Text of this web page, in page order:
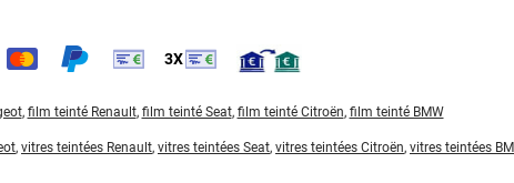
3X
, film teinté Renault, film teinté Seat, film teinté Citroën, film teinté BMW
, vitres teintées Renault, vitres teintées Seat, vitres teintées Citroën, vitres teintées